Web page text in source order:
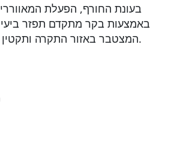
בעונת החורף, הפעלת
באמצעות בקר מתקדם תפזר
המצטבר באזור התקרה ותקטין את הוצאות החימום.